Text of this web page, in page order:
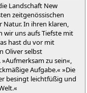
Landschaft New
zeitgenössischen
Natur. In ihren klaren,
wir uns aufs Tiefste mit
hast du vor mit
Oliver selbst
zu sein«,
Aufgabe.« »Die
besingt leichtfüßig und